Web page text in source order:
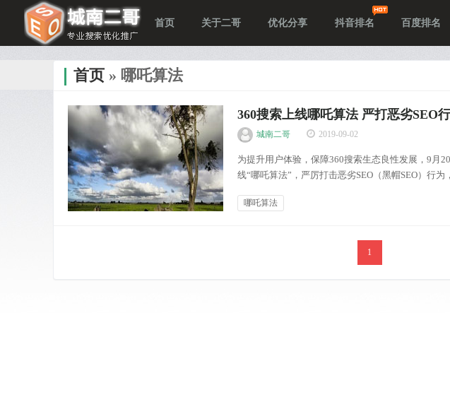
首页 关于二哥 优化分享 抖音排名 百度排名
首页» 哪吒算法
360搜索上线哪吒算法 严打恶劣SEO
城南二哥 2019-09-02
为提升用户体验，保障360搜索生态良性发展，9月
线“哪吒算法”，严厉打击恶劣SEO（黑帽SEO）行
前恶劣SEO多出现在小网站的情形有所...
哪吒算法
1